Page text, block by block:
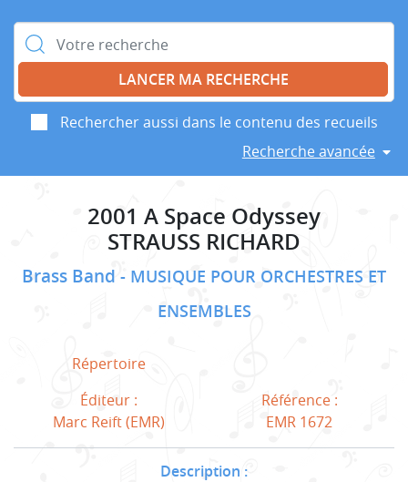
Rechercher :
Rechercher aussi dans le contenu des recueils
Recherche avancée
2001 A Space Odyssey
STRAUSS RICHARD
Brass Band
MUSIQUE POUR ORCHESTRES ET
ENSEMBLES
Répertoire
Éditeur :
Marc Reift (EMR)
Référence :
EMR 1672
Description :